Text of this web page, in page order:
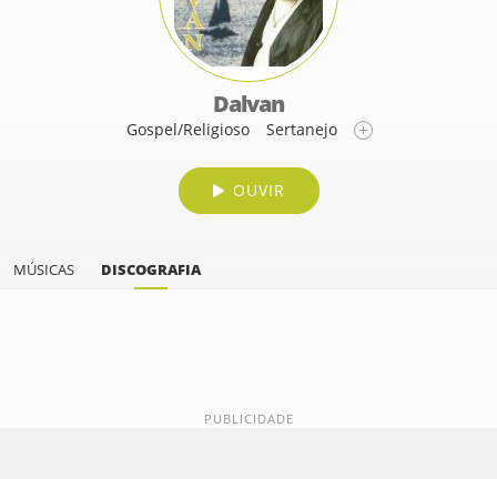
Dalvan
Gospel/Religioso Sertanejo
OUVIR
MÚSICAS DISCOGRAFIA